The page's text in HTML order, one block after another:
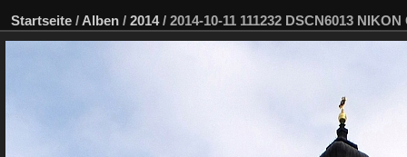
Startseite / Alben / 2014/ 2014-10-11 111232 DSCN6013